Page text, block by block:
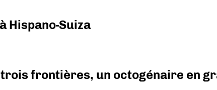
Hispano-Suiza
frontières, un octogénaire en